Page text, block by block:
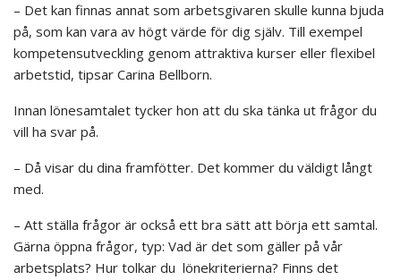
– Det kan finnas annat som arbetsgivaren skulle kunna bjuda
på, som kan vara av högt värde för dig själv. Till exempel
kompetensutveckling genom attraktiva kurser eller flexibel
arbetstid, tipsar Carina Bellborn.
Innan lönesamtalet tycker hon att du ska tänka ut frågor du
vill ha svar på.
– Då visar du dina framfötter. Det kommer du väldigt långt
med.
– Att ställa frågor är också ett bra sätt att börja ett samtal.
Gärna öppna frågor, typ: Vad är det som gäller på vår
arbetsplats? Hur tolkar du lönekriterierna? Finns det